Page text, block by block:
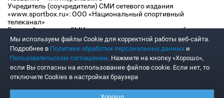
Учредитель (соучредители) СМИ сетевого издания
«www.sportbox.ru»: ООО «Национальный спортивный
телеканал»
Главный редактор СМИ сетевого издания «www.sportbox.ru»:
Конов В.А.
Номер телефона редакции СМИ сетевого издания
«www.sportbox.ru»: +7 (495) 653 8419
Адрес электронной почты редакции СМИ сетевого издания
«www.sportbox.ru»: editor@sportbox.ru
Мы используем файлы Сookie для корректной работы веб-сайта.
Подробнее в Политике обработки персональных данных и
Пользовательском соглашении. Нажмите на кнопку «Хорошо»,
если Вы согласны на использование файлов cookie. Если нет, то
отключите Cookies в настройках браузера